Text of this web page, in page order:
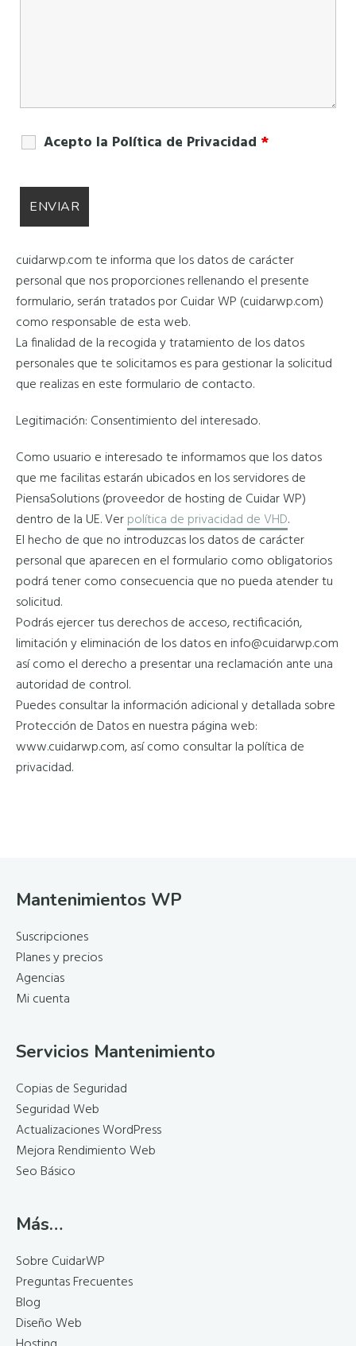
Acepto la Política de Privacidad *
cuidarwp.com te informa que los datos de carácter
personal que nos proporciones rellenando el presente
formulario, serán tratados por Cuidar WP (cuidarwp.com)
como responsable de esta web.
La finalidad de la recogida y tratamiento de los datos
personales que te solicitamos es para gestionar la solicitud
que realizas en este formulario de contacto.
Legitimación: Consentimiento del interesado.
Como usuario e interesado te informamos que los datos
que me facilitas estarán ubicados en los servidores de
PiensaSolutions (proveedor de hosting de Cuidar WP)
dentro de la UE. Verpolítica de privacidad de VHD.
El hecho de que no introduzcas los datos de carácter
personal que aparecen en el formulario como obligatorios
podrá tener como consecuencia que no pueda atender tu
solicitud.
Podrás ejercer tus derechos de acceso, rectificación,
limitación y eliminación de los datos en info@cuidarwp.com
así como el derecho a presentar una reclamación ante una
autoridad de control.
Puedes consultar la información adicional y detallada sobre
Protección de Datos en nuestra página web:
www.cuidarwp.com, así como consultar la política de
privacidad.
Footer
Mantenimientos WP
Suscripciones
Planes y precios
Agencias
Mi cuenta
Servicios Mantenimiento
Copias de Seguridad
Seguridad Web
Actualizaciones WordPress
Mejora Rendimiento Web
Seo Básico
Más…
Sobre CuidarWP
Preguntas Frecuentes
Blog
Diseño Web